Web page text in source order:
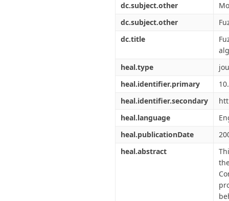
dc.subject.other
dc.subject.other
dc.title
heal.type
heal.identifier.primary
heal.identifier.secondary
heal.language
heal.publicationDate
heal.abstract